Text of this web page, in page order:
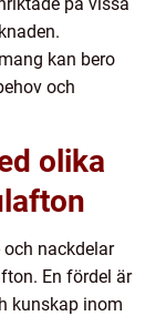
kan bero
och
olika
nackdelar
En fördel är
kunskap inom